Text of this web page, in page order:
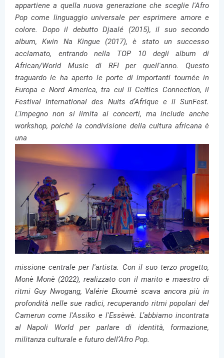
appartiene a quella nuova generazione che sceglie l'Afro
Pop come linguaggio universale per esprimere amore e
colore. Dopo il debutto Djaalé (2015), il suo secondo
album, Kwin Na Kingue (2017), è stato un successo
acclamato, entrando nella TOP 10 degli album di
African/World Music di RFI per quell'anno. Questo
traguardo le ha aperto le porte di importanti tournée in
Europa e Nord America, tra cui il Celtics Connection, il
Festival International des Nuits d’Afrique e il SunFest.
L'impegno non si limita ai concerti, ma include anche
workshop, poiché la condivisione della cultura africana è
una
missione centrale per l'artista. Con il suo terzo progetto,
Monè Monè (2022), realizzato con il marito e maestro di
ritmi Guy Nwogang, Valérie Ekoumè scava ancora più in
profondità nelle sue radici, recuperando ritmi popolari del
Camerun come l'Assiko e l'Essèwè. L’abbiamo incontrata
al Napoli World per parlare di identità, formazione,
militanza culturale e futuro dell’Afro Pop.